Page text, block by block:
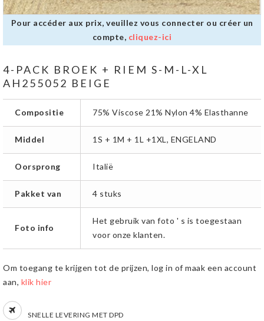
Pour accéder aux prix, veuillez vous connecter ou créer un
compte, cliquez-ici
4-PACK BROEK + RIEM S-M-L-XL
AH255052 BEIGE
Compositie 75% Viscose 21% Nylon 4% Elasthanne
Middel 1S + 1M + 1L +1XL, ENGELAND
Oorsprong Italië
Pakket van 4 stuks
Foto info
Het gebruik van foto ' s is toegestaan
voor onze klanten.
Om toegang te krijgen tot de prijzen, log in of maak een account
aan, klik hier
SNELLE LEVERING MET DPD